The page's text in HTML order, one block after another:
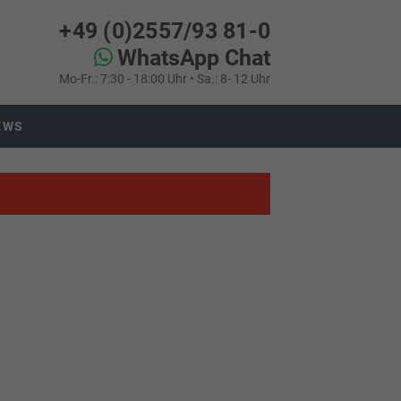
+49 (0)2557/93 81-0
WhatsApp Chat
Mo-Fr.: 7:30 - 18:00 Uhr • Sa.: 8- 12 Uhr